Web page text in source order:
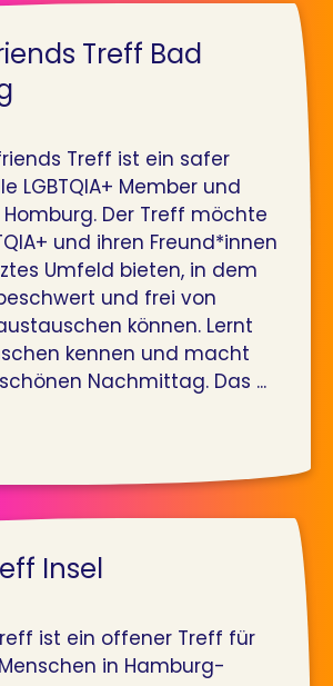
Treff Bad
Treff ist ein safer
LGBTQIA+ Member und
Homburg. Der Treff möchte
und ihren Freund*innen
Umfeld bieten, in dem
und frei von
können. Lernt
kennen und macht
Nachmittag. Das ...
Insel
ist ein offener Treff für
in Hamburg-